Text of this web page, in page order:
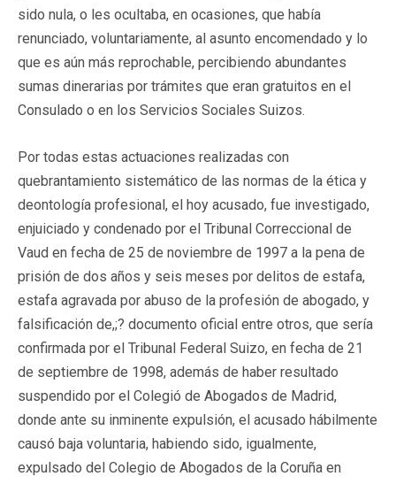
sido nula, o les ocultaba, en ocasiones, que había
renunciado, voluntariamente, al asunto encomendado y lo
que es aún más reprochable, percibiendo abundantes
sumas dinerarias por trámites que eran gratuitos en el
Consulado o en los Servicios Sociales Suizos.
Por todas estas actuaciones realizadas con
quebrantamiento sistemático de las normas de la ética y
deontología profesional, el hoy acusado, fue investigado,
enjuiciado y condenado por el Tribunal Correccional de
Vaud en fecha de 25 de noviembre de 1997 a la pena de
prisión de dos años y seis meses por delitos de estafa,
estafa agravada por abuso de la profesión de abogado, y
falsificación de,;? documento oficial entre otros, que sería
confirmada por el Tribunal Federal Suizo, en fecha de 21
de septiembre de 1998, además de haber resultado
suspendido por el Colegió de Abogados de Madrid,
donde ante su inminente expulsión, el acusado hábilmente
causó baja voluntaria, habiendo sido, igualmente,
expulsado del Colegio de Abogados de la Coruña en